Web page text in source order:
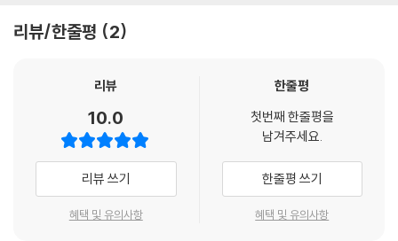
리뷰/한줄평 2
리뷰
10.0
리뷰 쓰기
혜택 및 유의사항
한줄평
첫번째 한줄평을
남겨주세요.
한줄평 쓰기
혜택 및 유의사항